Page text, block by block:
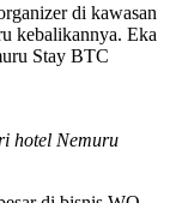
di kawasan
kebalikannya. Eka
Stay BTC
hotel Nemuru